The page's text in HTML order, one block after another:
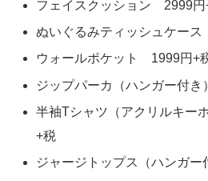
フェイスクッション 2999円
ぬいぐるみティッシュケー
ウォールポケット 1999円+
ジップパーカ（ハンガー付
半袖Tシャツ（アクリルキー
+税
ジャージトップス（ハンガ